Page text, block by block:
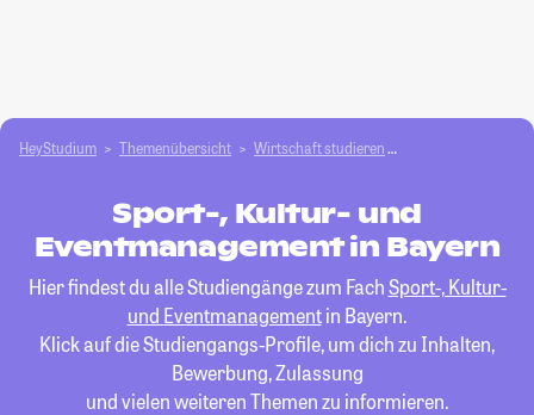
HeyStudium Themenübersicht Wirtschaft studieren
Sport-, Kultur- und
Eventmanagement in Bayern
Hier findest du alle Studiengänge zum FachSport-, Kultur-
und Eventmanagementin Bayern.
Klick auf die Studiengangs-Profile, um dich zu Inhalten,
Bewerbung, Zulassung
und vielen weiteren Themen zu informieren.